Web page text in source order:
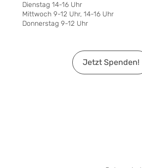
Jetzt Spenden!
Dienstag 14-16 Uhr
Mittwoch 9-12 Uhr, 14-16 Uhr
Donnerstag 9-12 Uhr